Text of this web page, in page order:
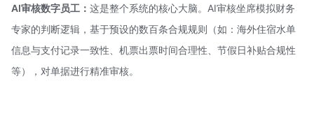
AI审核数字员工： 这是整个系统的核心大脑。AI审核坐席模拟财务
专家的判断逻辑，基于预设的数百条合规规则（如：海外住宿水单
信息与支付记录一致性、机票出票时间合理性、节假日补贴合规性
等），对单据进行精准审核。